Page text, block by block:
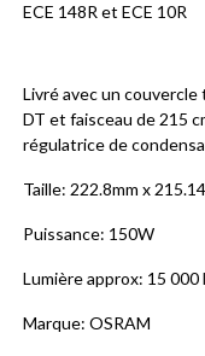
ECE 148R et ECE 10R
Livré avec un
DT et faisceau de 215
régulatrice de
Taille: 222.8mm x
Puissance: 150W
Lumière approx: 15 000
Marque: OSRAM